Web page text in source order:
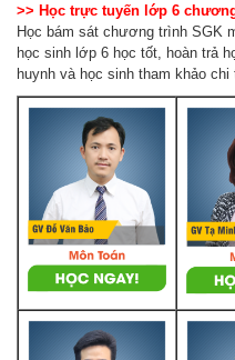
>> Học trực tuyến lớp 6
Học bám sát chương trình SGK
học sinh lớp 6 học tốt, hoàn trả
huynh và học sinh tham khảo